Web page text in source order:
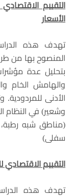
التقييم
الأسعار
تهدف هذه
المنصوح بها من
بتحليل عدة
والهامش الخام
الأدنى
وشعير) في النظام
(مناطق شبه
سفلى)
التقييم الاقتصادي
تهدف هذه